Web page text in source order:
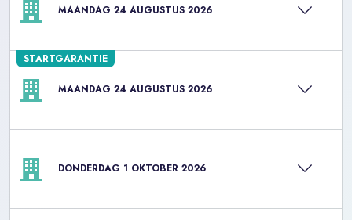
MAANDAG 24 AUGUSTUS 2026
STARTGARANTIE
MAANDAG 24 AUGUSTUS 2026
DONDERDAG 1 OKTOBER 2026